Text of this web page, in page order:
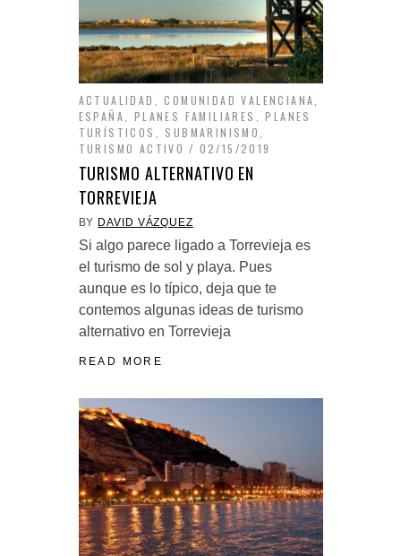
ACTUALIDAD ,COMUNIDAD VALENCIANA
ESPAÑA
PLANES FAMILIARES ,PLANES
TURÍSTICOS
SUBMARINISMO
TURISMO ACTIVO
02/15/2019
TURISMO ALTERNATIVO EN
TORREVIEJA
BY DAVID VÁZQUEZ
Si algo parece ligado a Torrevieja es
el turismo de sol y playa. Pues
aunque es lo típico, deja que te
contemos algunas ideas de turismo
alternativo en Torrevieja
READ MORE